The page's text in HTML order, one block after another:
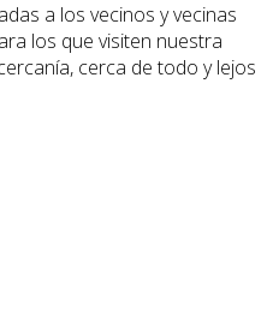
a los vecinos y vecinas
los que visiten nuestra
cerca de todo y lejos